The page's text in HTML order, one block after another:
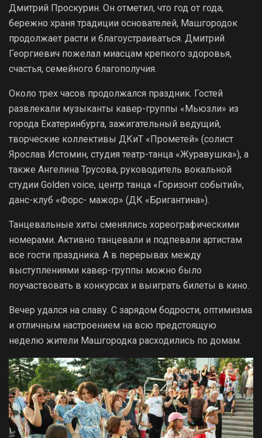
Дмитрий Проскурин. Он отметил, что год от года,
бережно храня традиции основателей, Машгородок
продолжает расти и благоустраиваться. Дмитрий
Георгиевич пожелал миасцам крепкого здоровья,
счастья, семейного благополучия.
Около трех часов продолжался праздник. Гостей
развлекали музыканты кавер-группы «Мьюзли» из
города Екатеринбурга, зажигательный ведущий,
творческие коллективы ДКиТ «Прометей» (солист
Ярослав Истомин, студия театр-танца «Журавушка»), а
также Ангелина Трусова, руководитель вокальной
студии Golden voice, центр танца «Горизонт событий»,
данс-клуб «Форс- мажор» (ДК «Бригантина»).
Танцевальные хиты сменялись хореографическими
номерами. Активно танцевали и подпевали артистам
все гости праздника. А в перерывах между
выступлениями кавер-группы можно было
поучаствовать в конкурсах и выиграть билеты в кино.
Вечер удался на славу. С зарядом бодрости, оптимизма
и отличным настроением на всю предстоящую
неделю жители Машгородка расходились по домам.